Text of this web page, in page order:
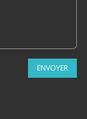
ENVOYER